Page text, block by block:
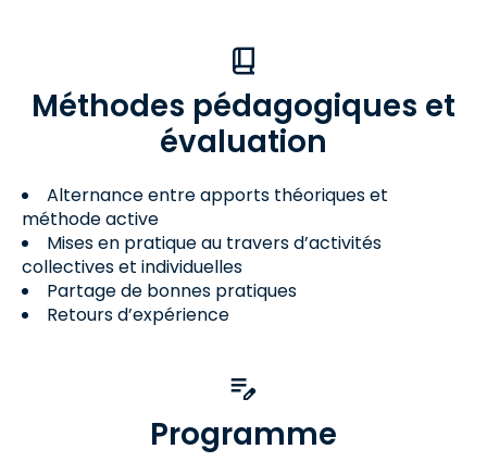
Méthodes pédagogiques et
évaluation
Alternance entre apports théoriques et
méthode active
Mises en pratique au travers d’activités
collectives et individuelles
Partage de bonnes pratiques
Retours d’expérience
Programme